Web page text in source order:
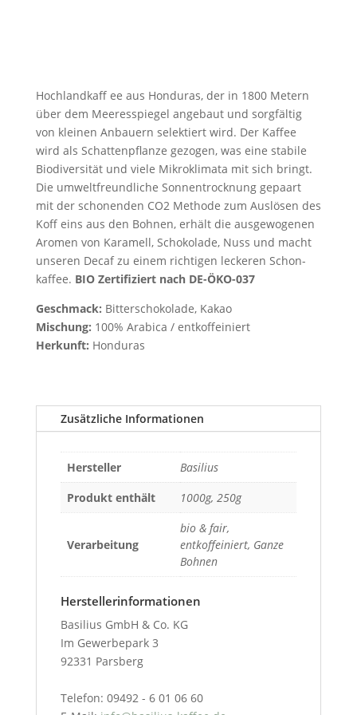
Hoch­land­kaff ee aus Hon­du­ras, der in 1800 Metern
über dem Mee­res­spie­gel ange­baut und sorg­fäl­tig
von klei­nen Anbau­ern selek­tiert wird. Der Kaffee
wird als Schat­ten­pflan­ze gezo­gen, was eine sta­bi­le
Bio­di­ver­si­tät und vie­le Mikro­kli­ma­ta mit sich bringt.
Die umwelt­freund­li­che Son­nen­trock­nung gepaart
mit der scho­nen­den CO2 Metho­de zum Aus­lö­sen des
Koff eins aus den Boh­nen, erhält die aus­ge­wo­ge­nen
Aro­men von Kara­mell, Scho­ko­la­de, Nuss und macht
unse­ren Decaf zu einem rich­ti­gen lecke­ren Schon­
kaf­fee. BIO Zer­ti­fi­ziert nach DE-ÖKO-037
Geschmack: Bit­ter­scho­ko­la­de, Kakao
Mischung: 100% Ara­bica / entkoffeiniert
Her­kunft: Honduras
Zusätzliche Informationen
Hersteller
Basilius
Produkt enthält
1000g, 250g
Verarbeitung
bio & fair,
entkoffeiniert, Ganze
Bohnen
Herstellerinformationen
Basilius GmbH & Co. KG
Im Gewerbepark 3
92331 Parsberg
Telefon: 09492 - 6 01 06 60